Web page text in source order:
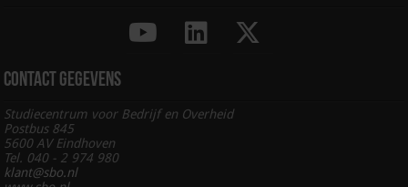
Contact gegevens
Studiecentrum voor Bedrijf en Overheid
Postbus 845
5600 AV Eindhoven
Tel. 040 - 2 974 980
klant@sbo.nl